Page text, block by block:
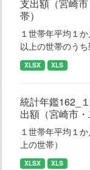
支出額（宮崎
帯）
１世帯年平均１
以上の世帯のうち
XLSX XLS
統計年鑑162_
出額（宮崎市・
１世帯年平均１
上の世帯）
XLSX XLS